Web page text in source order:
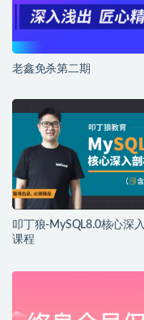
老鑫免杀第二期
叩丁狼-MySQL8.0核心深
课程